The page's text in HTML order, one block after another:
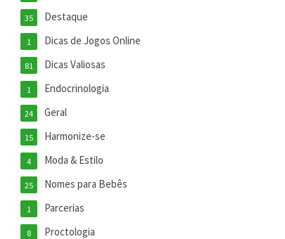
Destaque
35
Dicas de Jogos Online
1
Dicas Valiosas
81
Endocrinologia
1
Geral
24
Harmonize-se
15
Moda & Estilo
4
Nomes para Bebês
25
Parcerias
1
Proctologia
8